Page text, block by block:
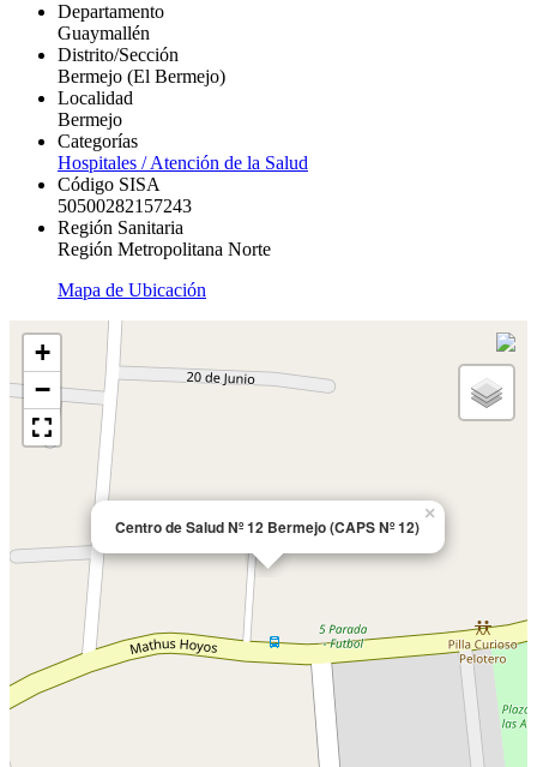
Departamento
Guaymallén
Distrito/Sección
Bermejo (El Bermejo)
Localidad
Bermejo
Categorías
Hospitales / Atención de la Salud
Código SISA
50500282157243
Región Sanitaria
Región Metropolitana Norte
Mapa de Ubicación
Centro de Salud Nº 12 Bermejo (CAPS Nº 12)
×
+
−